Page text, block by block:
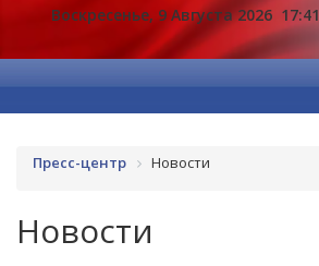
Воскресенье, 9 Августа 2026 17:41
Пресс-центр Новости
Новости